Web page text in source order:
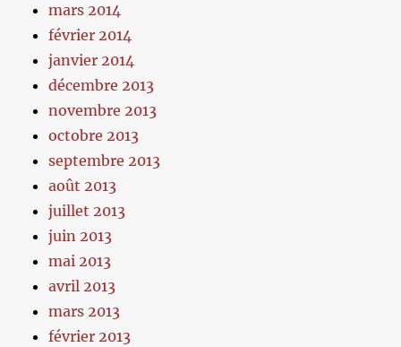
mars 2014
février 2014
janvier 2014
décembre 2013
novembre 2013
octobre 2013
septembre 2013
août 2013
juillet 2013
juin 2013
mai 2013
avril 2013
mars 2013
février 2013